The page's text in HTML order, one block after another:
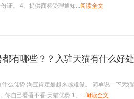
证。 4、提供商标受理通知...阅读全文
有哪些？？入驻天猫有什么好处
么优势 淘宝肯定是越来越难做。 简单说一下天
你自己看香不香 天猫优势 1、...阅读全文